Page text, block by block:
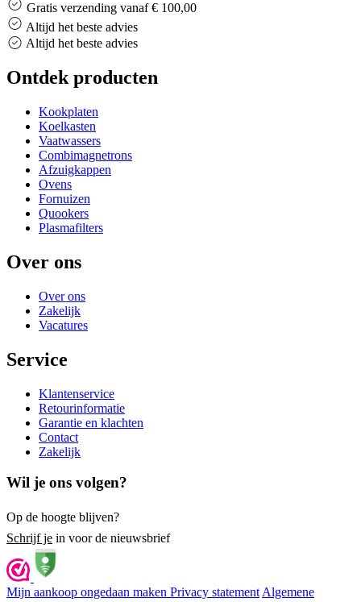
Gratis verzending vanaf € 100,00
Altijd het beste advies
Altijd het beste advies
Ontdek producten
Kookplaten
Koelkasten
Vaatwassers
Combimagnetrons
Afzuigkappen
Ovens
Fornuizen
Quookers
Plasmafilters
Over ons
Over ons
Zakelijk
Vacatures
Service
Klantenservice
Retourinformatie
Garantie en klachten
Contact
Zakelijk
Wil je ons volgen?
Op de hoogte blijven?
Schrijf je in voor de nieuwsbrief
Mijn aankoop ongedaan maken Privacy statement Algemene